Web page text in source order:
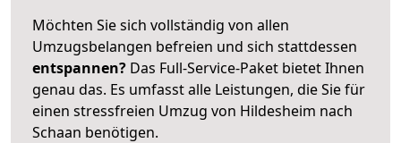
Möchten Sie sich vollständig von allen
Umzugsbelangen befreien und sich stattdessen
entspannen? Das Full-Service-Paket bietet Ihnen
genau das. Es umfasst alle Leistungen, die Sie für
einen stressfreien Umzug von Hildesheim nach
Schaan benötigen.